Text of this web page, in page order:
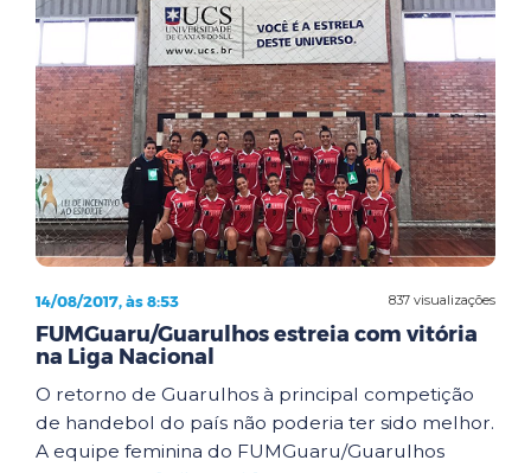
837 visualizações
14/08/2017, às 8:53
FUMGuaru/Guarulhos estreia com vitória
na Liga Nacional
O retorno de Guarulhos à principal competição
de handebol do país não poderia ter sido melhor.
A equipe feminina do FUMGuaru/Guarulhos